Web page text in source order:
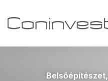
Belsőépítészet,